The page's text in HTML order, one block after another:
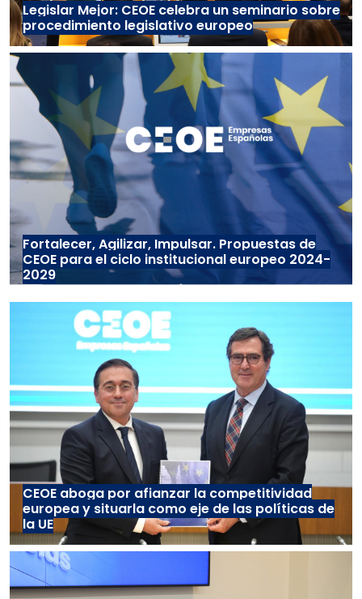
Legislar Mejor: CEOE celebra un seminario sobre
procedimiento legislativo europeo
Fortalecer, Agilizar, Impulsar. Propuestas de
CEOE para el ciclo institucional europeo 2024-
2029
CEOE aboga por afianzar la competitividad
europea y situarla como eje de las políticas de
la UE